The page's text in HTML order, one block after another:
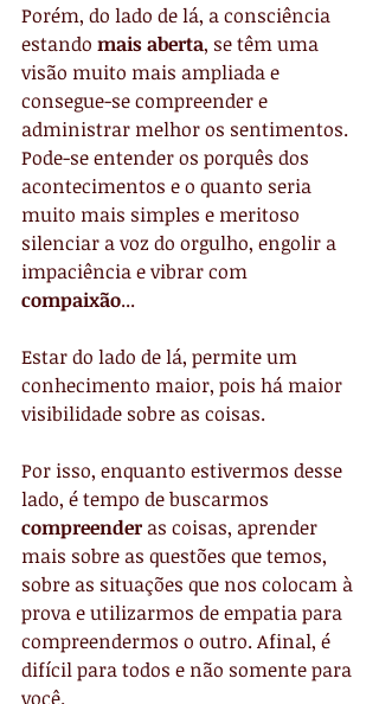
Porém, do lado de lá, a consciência
estando mais aberta, se têm uma
visão muito mais ampliada e
consegue-se compreender e
administrar melhor os sentimentos.
Pode-se entender os porquês dos
acontecimentos e o quanto seria
muito mais simples e meritoso
silenciar a voz do orgulho, engolir a
impaciência e vibrar com
compaixão...
Estar do lado de lá, permite um
conhecimento maior, pois há maior
visibilidade sobre as coisas.
Por isso, enquanto estivermos desse
lado, é tempo de buscarmos
compreender as coisas, aprender
mais sobre as questões que temos,
sobre as situações que nos colocam à
prova e utilizarmos de empatia para
compreendermos o outro. Afinal, é
difícil para todos e não somente para
você.